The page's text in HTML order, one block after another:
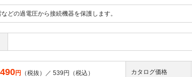
どの過電圧から接続機器を保護します。
490円 （税抜）／ 539 円（税込） カタログ価格